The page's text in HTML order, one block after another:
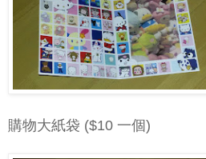
購物大紙袋 ($10 一個)